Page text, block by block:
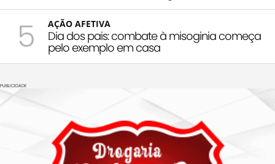
5 AÇÃO AFETIVA
Dia dos pais: combate à misoginia começa
pelo exemplo em casa
PUBLICIDADE